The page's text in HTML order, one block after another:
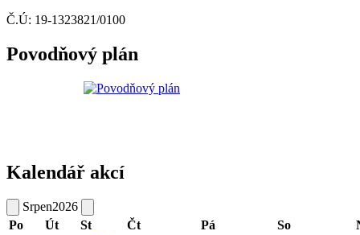
Č.Ú: 19-1323821/0100
Povodňový plán
Kalendář akcí
Srpen2026
Po
Út St Čt Pá So